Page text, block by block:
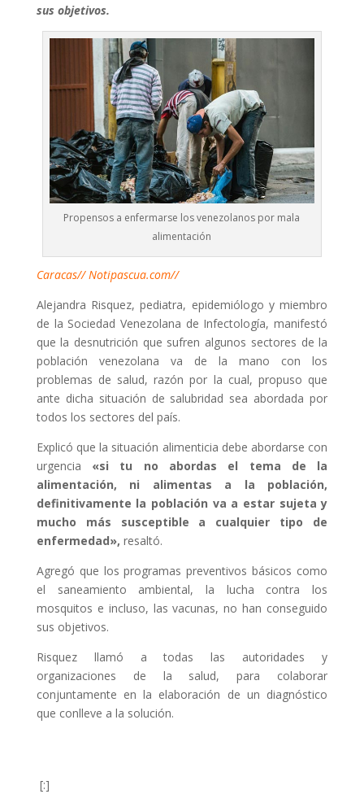
sus objetivos.
Propensos a enfermarse los venezolanos por mala
alimentación
Caracas// Notipascua.com//
Alejandra Risquez, pediatra, epidemiólogo y miembro
de la Sociedad Venezolana de Infectología, manifestó
que la desnutrición que sufren algunos sectores de la
población venezolana va de la mano con los
problemas de salud, razón por la cual, propuso que
ante dicha situación de salubridad sea abordada por
todos los sectores del país.
Explicó que la situación alimenticia debe abordarse con
urgencia «si tu no abordas el tema de la
alimentación, ni alimentas a la población,
definitivamente la población va a estar sujeta y
mucho más susceptible a cualquier tipo de
enfermedad», resaltó.
Agregó que los programas preventivos básicos como
el saneamiento ambiental, la lucha contra los
mosquitos e incluso, las vacunas, no han conseguido
sus objetivos.
Risquez llamó a todas las autoridades y
organizaciones de la salud, para colaborar
conjuntamente en la elaboración de un diagnóstico
que conlleve a la solución.
[:]